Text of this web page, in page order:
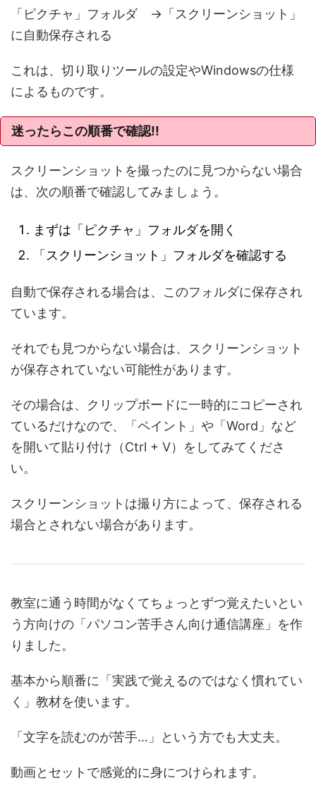
「ピクチャ」フォルダ →「スクリーンショット」
に自動保存される
これは、切り取りツールの設定やWindowsの仕様
によるものです。
迷ったらこの順番で確認!!
スクリーンショットを撮ったのに見つからない場合
は、次の順番で確認してみましょう。
まずは「ピクチャ」フォルダを開く
「スクリーンショット」フォルダを確認する
自動で保存される場合は、このフォルダに保存され
ています。
それでも見つからない場合は、スクリーンショット
が保存されていない可能性があります。
その場合は、クリップボードに一時的にコピーされ
ているだけなので、「ペイント」や「Word」など
を開いて貼り付け（Ctrl + V）をしてみてくださ
い。
スクリーンショットは撮り方によって、保存される
場合とされない場合があります。
教室に通う時間がなくてちょっとずつ覚えたいとい
う方向けの「パソコン苦手さん向け通信講座」を作
りました。
基本から順番に「実践で覚えるのではなく慣れてい
く」教材を使います。
「文字を読むのが苦手…」という方でも大丈夫。
動画とセットで感覚的に身につけられます。